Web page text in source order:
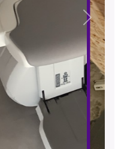
Suivant